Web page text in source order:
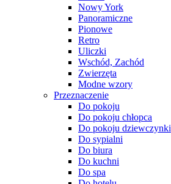
Nowy York
Panoramiczne
Pionowe
Retro
Uliczki
Wschód, Zachód
Zwierzęta
Modne wzory
Przeznaczenie
Do pokoju
Do pokoju chłopca
Do pokoju dziewczynki
Do sypialni
Do biura
Do kuchni
Do spa